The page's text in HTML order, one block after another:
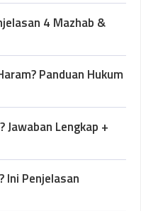
4 Mazhab &
Panduan Hukum
Jawaban Lengkap +
Ini Penjelasan